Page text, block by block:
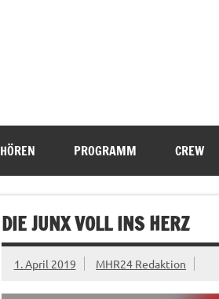
HÖREN PROGRAMM CREW
DIE JUNX VOLL INS HERZ
1. April 2019 MHR24 Redaktion